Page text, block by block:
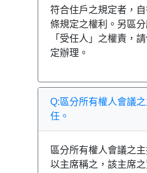
符合住戶之規定者，
條規定之權利。另區
「受任人」之權責，
定辦理。
Q:區分所有權人會議
任。
區分所有權人會議之
以主席稱之，該主席